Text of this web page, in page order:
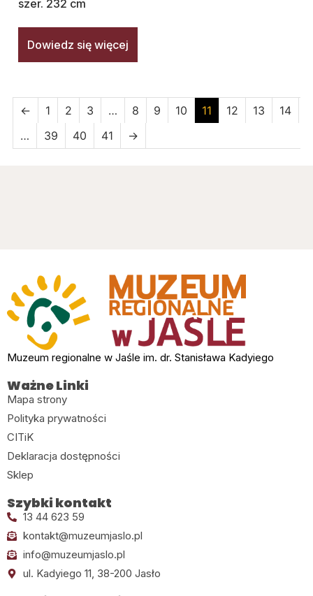
szer. 232 cm
Dowiedz się więcej
← 1 2 3 … 8 9 10 11 12 13
14
…
39 40 41 →
Muzeum regionalne w Jaśle im. dr. Stanisława Kadyiego
Ważne Linki
Mapa strony
Polityka prywatności
CITiK
Deklaracja dostępności
Sklep
Szybki kontakt
13 44 623 59
kontakt@muzeumjaslo.pl
info@muzeumjaslo.pl
ul. Kadyiego 11, 38-200 Jasło